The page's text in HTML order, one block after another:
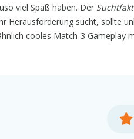
viel Spaß haben. Der
Herausforderung sucht, sollte
cooles Match-3 Gameplay